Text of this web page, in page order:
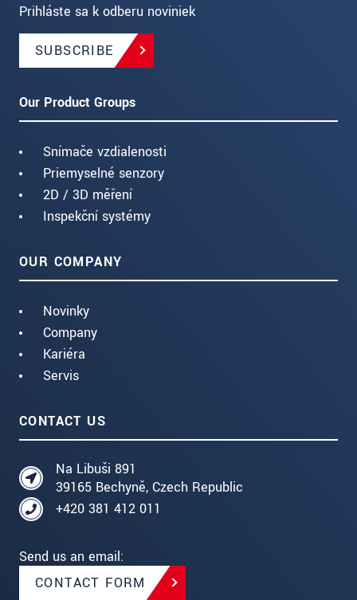
Prihláste sa k odberu noviniek
SUBSCRIBE
Our Product Groups
Snímače vzdialenosti
Priemyselné senzory
2D / 3D měření
Inspekční systémy
OUR COMPANY
Novinky
Company
Kariéra
Servis
CONTACT US
Na Libuši 891
39165 Bechyně, Czech Republic
+420 381 412 011
Send us an email:
CONTACT FORM